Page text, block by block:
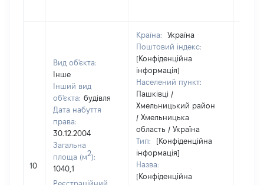
10
Вид об'єкта:
Інше
Інший вид
об'єкта: будівля
Дата набуття
права:
30.12.2004
Загальна
площа (м2):
1040,1
Реєстраційний
Країна:
Україна
Поштовий індекс:
[Конфіденційна
інформація]
Населений пункт:
Пашківці /
Хмельницький район
/ Хмельницька
область / Україна
Тип:
[Конфіденційна
інформація]
Назва:
[Конфіденційна